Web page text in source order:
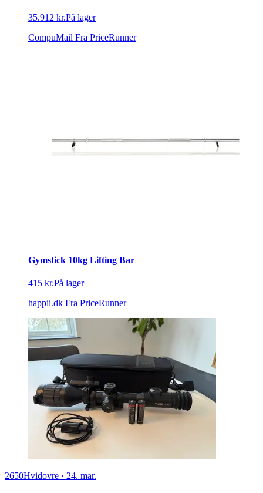
35.912 kr.På lager
CompuMail Fra PriceRunner
Gymstick 10kg Lifting Bar
415 kr.På lager
happii.dk Fra PriceRunner
2650Hvidovre · 24. mar.